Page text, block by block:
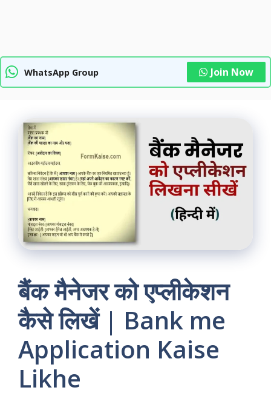
WhatsApp Group Join Now
बैंक मैनेजर को एप्लीकेशन
कैसे लिखें | Bank me
Application Kaise
Likhe